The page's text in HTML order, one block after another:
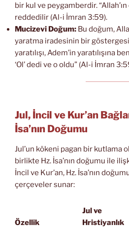
bir kul ve peygamberdir.
reddedilir (Al-i İmran 3:59).
Mucizevi Doğum: Bu doğum,
yaratma iradesinin bir
yaratılışı, Adem’in yaratılışına
‘Ol’ dedi ve o oldu” (Al-i İmran
Jul, İncil ve Kur’an
İsa’nın Doğumu
Jul’un kökeni pagan bir kutlama
birlikte Hz. İsa’nın doğumu ile
İncil ve Kur’an, Hz. İsa’nın
çerçeveler sunar:
Özellik
Jul ve
Hristiyanlık